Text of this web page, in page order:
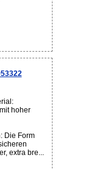
hoher
Die Form
extra bre...